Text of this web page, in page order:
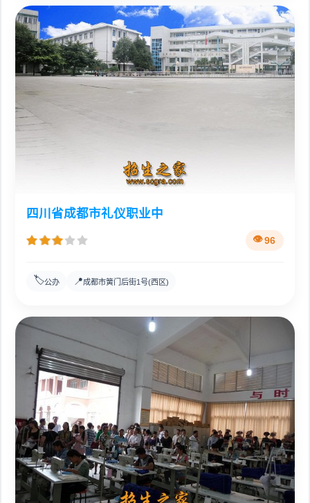
四川省成都市礼仪职业中
96
🏷️公办 📍成都市簧门后街1号(西区)